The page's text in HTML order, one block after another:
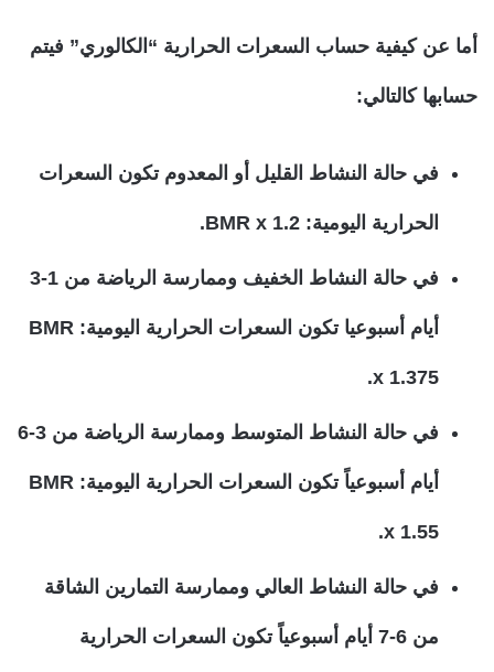
أما عن كيفية حساب السعرات الحرارية “الكالوري” فيتم
حسابها كالتالي:
في حالة النشاط القليل أو المعدوم تكون السعرات
الحرارية اليومية: BMR x 1.2.
في حالة النشاط الخفيف وممارسة الرياضة من 1-3
أيام أسبوعيا تكون السعرات الحرارية اليومية: BMR
x 1.375.
في حالة النشاط المتوسط وممارسة الرياضة من 3-6
أيام أسبوعياً تكون السعرات الحرارية اليومية: BMR
x 1.55.
في حالة النشاط العالي وممارسة التمارين الشاقة
من 6-7 أيام أسبوعياً تكون السعرات الحرارية